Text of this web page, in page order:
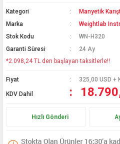
Kategori
Manyetik
Marka
Weightlab
Stok Kodu
WN-H320
Garanti Süresi
24 Ay
*2.098,24 TL den başlayan taksitlerle!!
Fiyat 325,00 USD +
KDV Dahil
Hızlı Gönderi